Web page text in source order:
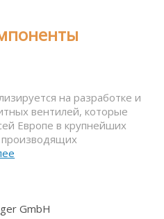
на разработке и
вентилей, которые
Европе в крупнейших
производящих
GmbH